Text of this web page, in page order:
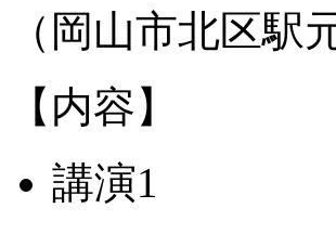
（岡山市北区駅
【内容】
講演1